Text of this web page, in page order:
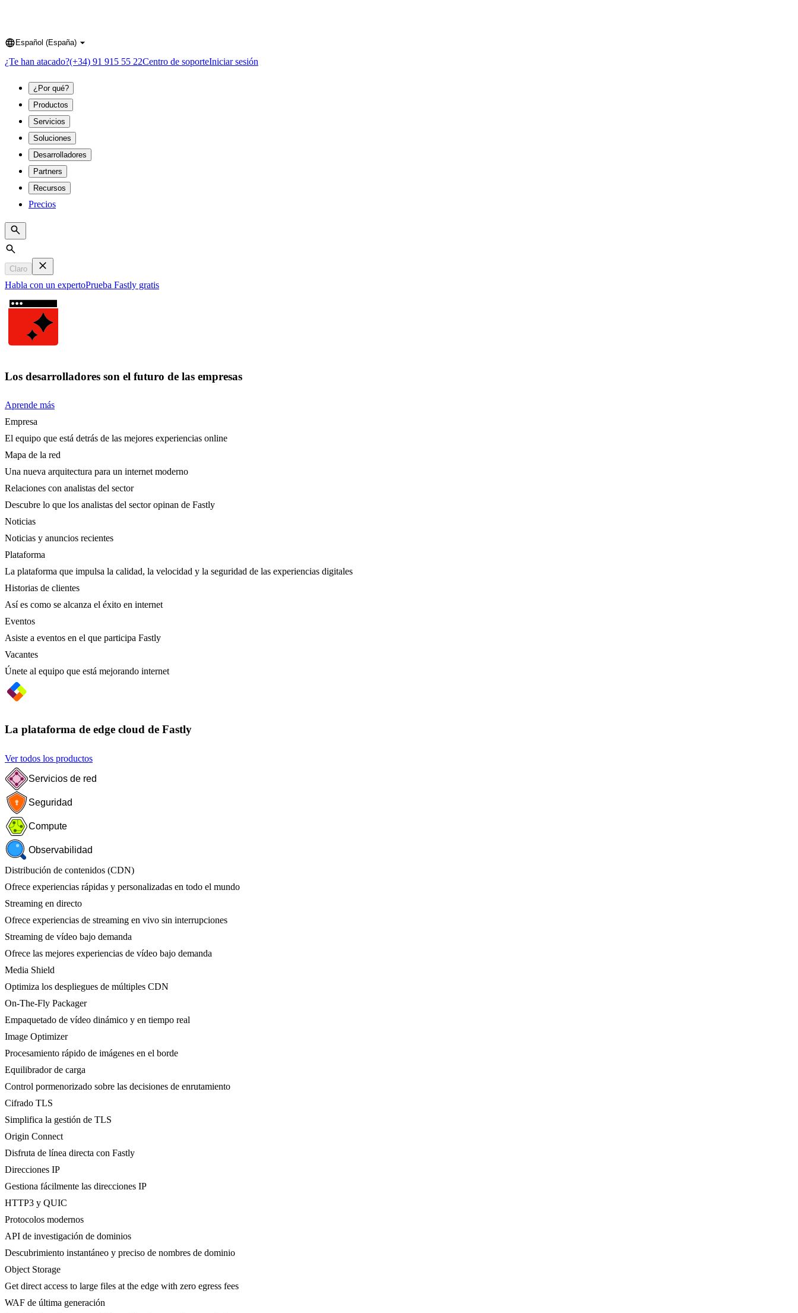
Language
Español (España)
¿Te han atacado?(+34) 91 915 55 22Centro de soporteIniciar sesión
¿Por qué?
Productos
Servicios
Soluciones
Desarrolladores
Partners
Recursos
Precios
Search
Claro
Habla con un expertoPrueba Fastly gratis
Los desarrolladores son el futuro de las empresas
Aprende más
Empresa
El equipo que está detrás de las mejores experiencias online
Mapa de la red
Una nueva arquitectura para un internet moderno
Relaciones con analistas del sector
Descubre lo que los analistas del sector opinan de Fastly
Noticias
Noticias y anuncios recientes
Plataforma
La plataforma que impulsa la calidad, la velocidad y la seguridad de las experiencias digitales
Historias de clientes
Así es como se alcanza el éxito en internet
Eventos
Asiste a eventos en el que participa Fastly
Vacantes
Únete al equipo que está mejorando internet
La plataforma de edge cloud de Fastly
Ver todos los productos
Servicios de red
Seguridad
Compute
Observabilidad
Distribución de contenidos (CDN)
Ofrece experiencias rápidas y personalizadas en todo el mundo
Streaming en directo
Ofrece experiencias de streaming en vivo sin interrupciones
Streaming de vídeo bajo demanda
Ofrece las mejores experiencias de vídeo bajo demanda
Media Shield
Optimiza los despliegues de múltiples CDN
On-The-Fly Packager
Empaquetado de vídeo dinámico y en tiempo real
Image Optimizer
Procesamiento rápido de imágenes en el borde
Equilibrador de carga
Control pormenorizado sobre las decisiones de enrutamiento
Cifrado TLS
Simplifica la gestión de TLS
Origin Connect
Disfruta de línea directa con Fastly
Direcciones IP
Gestiona fácilmente las direcciones IP
HTTP3 y QUIC
Protocolos modernos
API de investigación de dominios
Descubrimiento instantáneo y preciso de nombres de dominio
Object Storage
Get direct access to large files at the edge with zero egress fees
WAF de última generación